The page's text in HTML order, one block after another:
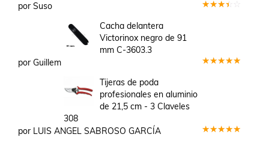
por Suso
Cacha delantera
Victorinox negro de 91
mm C-3603.3
por Guillem
Tijeras de poda
profesionales en aluminio
de 21,5 cm - 3 Claveles
308
por LUIS ANGEL SABROSO GARCÍA